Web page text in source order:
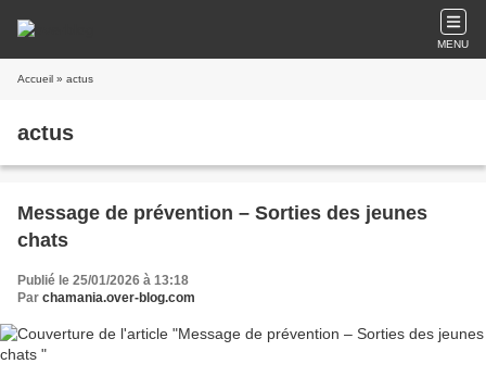
MENU
Accueil » actus
actus
Message de prévention – Sorties des jeunes
chats
Publié le 25/01/2026 à 13:18
Par chamania.over-blog.com